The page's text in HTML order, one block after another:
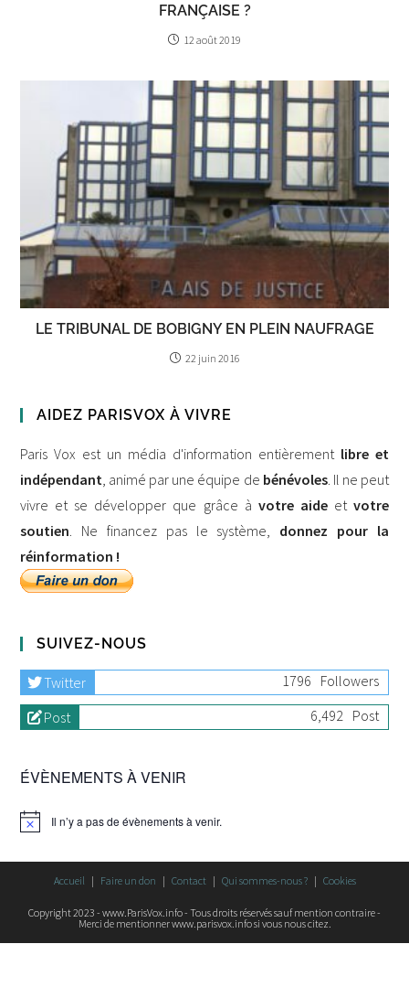
FRANÇAISE ?
12 août 2019
LE TRIBUNAL DE BOBIGNY EN PLEIN NAUFRAGE
22 juin 2016
AIDEZ PARISVOX À VIVRE
Paris Vox est un média d'information entièrement libre et
indépendant, animé par une équipe de bénévoles. Il ne peut
vivre et se développer que grâce à votre aideet votre
soutien. Ne financez pas le système, donnez pour la
réinformation !
SUIVEZ-NOUS
Twitter 1796 Followers
Post
6,492 Post
ÉVÈNEMENTS À VENIR
Il n’y a pas de évènements à venir.
Accueil Faire un don Contact Qui sommes-nous ? Cookies
Copyright 2023 - www.ParisVox.info - Tous droits réservés sauf mention contraire -
Merci de mentionner www.parisvox.info si vous nous citez.